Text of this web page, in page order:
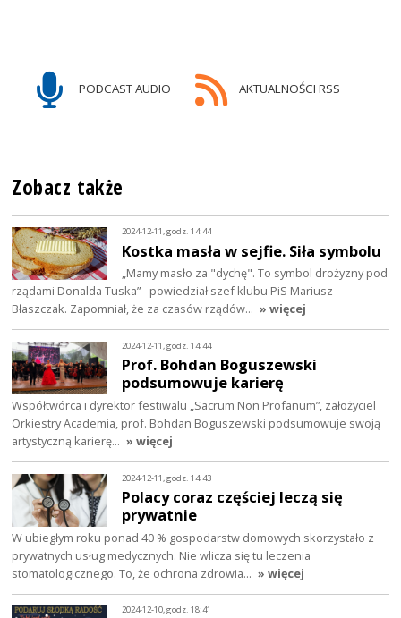
PODCAST AUDIO AKTUALNOŚCI RSS
Zobacz także
2024-12-11, godz. 14:44
Kostka masła w sejfie. Siła symbolu
„Mamy masło za "dychę". To symbol drożyzny pod
rządami Donalda Tuska” - powiedział szef klubu PiS Mariusz
Błaszczak. Zapomniał, że za czasów rządów… » więcej
2024-12-11, godz. 14:44
Prof. Bohdan Boguszewski
podsumowuje karierę
Współtwórca i dyrektor festiwalu „Sacrum Non Profanum”, założyciel
Orkiestry Academia, prof. Bohdan Boguszewski podsumowuje swoją
artystyczną karierę… » więcej
2024-12-11, godz. 14:43
Polacy coraz częściej leczą się
prywatnie
W ubiegłym roku ponad 40 % gospodarstw domowych skorzystało z
prywatnych usług medycznych. Nie wlicza się tu leczenia
stomatologicznego. To, że ochrona zdrowia… » więcej
2024-12-10, godz. 18:41